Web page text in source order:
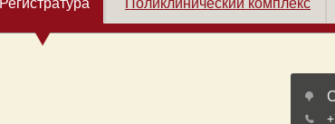
Регистратура Поликлинический комплекс